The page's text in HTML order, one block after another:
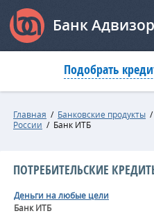
Банк Адвизор
Подобрать
Главная / Банковские продукты /
России / Банк ИТБ
ПОТРЕБИТЕЛЬСКИЕ
Деньги на любые цели
Банк ИТБ